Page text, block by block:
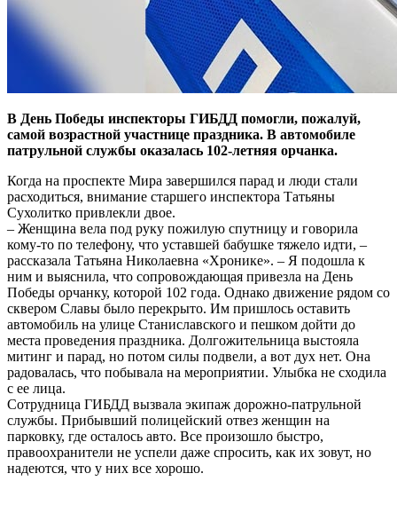
В День Победы инспекторы ГИБДД помогли, пожалуй,
самой возрастной участнице праздника. В автомобиле
патрульной службы оказалась 102-летняя орчанка.
Когда на проспекте Мира завершился парад и люди стали
расходиться, внимание старшего инспектора Татьяны
Сухолитко привлекли двое.
– Женщина вела под руку пожилую спутницу и говорила
кому-то по телефону, что уставшей бабушке тяжело идти, –
рассказала Татьяна Николаевна «Хронике». – Я подошла к
ним и выяснила, что сопровождающая привезла на День
Победы орчанку, которой 102 года. Однако движение рядом со
сквером Славы было перекрыто. Им пришлось оставить
автомобиль на улице Станиславского и пешком дойти до
места проведения праздника. Долгожительница выстояла
митинг и парад, но потом силы подвели, а вот дух нет. Она
радовалась, что побывала на мероприятии. Улыбка не сходила
с ее лица.
Сотрудница ГИБДД вызвала экипаж дорожно-патрульной
службы. Прибывший полицейский отвез женщин на
парковку, где осталось авто. Все произошло быстро,
правоохранители не успели даже спросить, как их зовут, но
надеются, что у них все хорошо.